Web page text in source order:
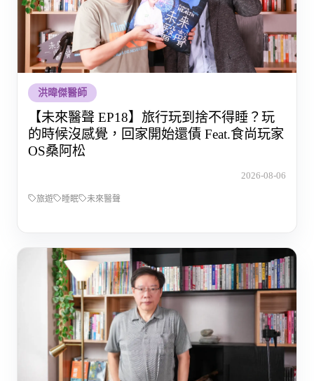
洪暐傑醫師
【未來醫聲 EP18】旅行玩到捨不得睡？玩
的時候沒感覺，回家開始還債 Feat.食尚玩家
OS桑阿松
2026-08-06
旅遊 睡眠 未來醫聲